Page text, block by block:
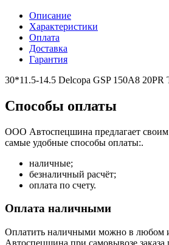
Описание
Характеристики
Оплата
Доставка
Гарантия
30*11.5-14.5 Delcopa GSP 150A8 20PR
Способы оплаты
ООО Автоспецшина предлагает своим
самые удобные способы оплаты:.
наличные;
безналичный расчёт;
оплата по счету.
Оплата наличными
Оплатить наличными можно в любом
Автоспецшина при самовывозе заказа